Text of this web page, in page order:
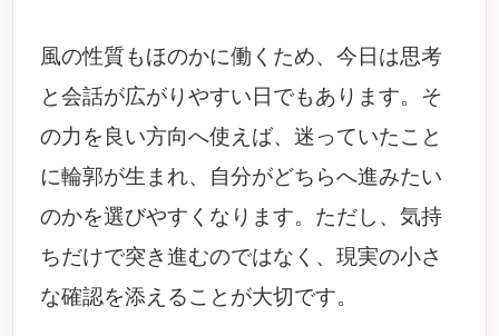
風の性質もほのかに働くため、今日は思考
と会話が広がりやすい日でもあります。そ
の力を良い方向へ使えば、迷っていたこと
に輪郭が生まれ、自分がどちらへ進みたい
のかを選びやすくなります。ただし、気持
ちだけで突き進むのではなく、現実の小さ
な確認を添えることが大切です。